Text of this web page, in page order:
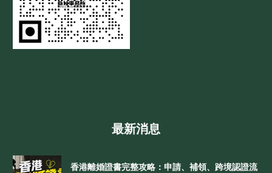
最新消息
香港離婚證書完整攻略：申請、補領、跨境認證流